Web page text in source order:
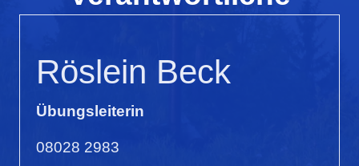
Röslein Beck
Übungsleiterin
08028 2983